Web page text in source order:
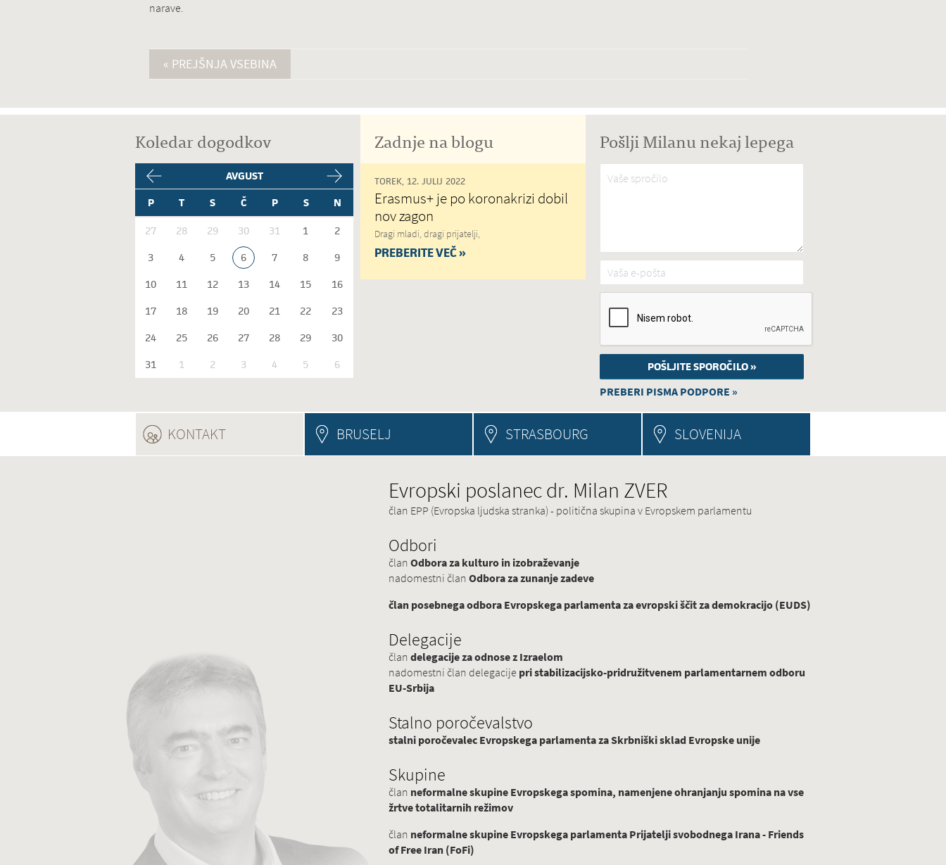
narave.
« PREJŠNJA VSEBINA
Koledar dogodkov
AVGUST
P
T S Č P S N
27 28 29 30 31 1
2
3
4 5 6 7 8
9
10
11 12 13 14 15
16
17
18 19 20 21 22
23
24
25 26 27 28 29
30
31
1 2 3 4 5 6
Zadnje na blogu
TOREK, 12. JULIJ 2022
Erasmus+ je po koronakrizi dobil
nov zagon
Dragi mladi, dragi prijatelji,
PREBERITE VEČ »
Pošlji Milanu nekaj lepega
Vaše spročilo*
Vaša e-pošta*
PREBERI PISMA PODPORE »
KONTAKT BRUSELJ STRASBOURG SLOVENIJA
Evropski poslanec dr. Milan ZVER
član EPP (Evropska ljudska stranka) - politična skupina v Evropskem parlamentu
Odbori
članOdbora za kulturo in izobraževanje
nadomestni članOdbora za zunanje zadeve
član posebnega odbora Evropskega parlamenta za evropski ščit za demokracijo (EUDS)
Delegacije
člandelegacije za odnose z Izraelom
nadomestni član delegacije pri stabilizacijsko-pridružitvenem parlamentarnem odboru
EU-Srbija
Stalno poročevalstvo
stalni poročevalec Evropskega parlamenta za Skrbniški sklad Evropske unije
Skupine
član neformalne skupine Evropskega spomina, namenjene ohranjanju spomina na vse
žrtve totalitarnih režimov
član neformalne skupine Evropskega parlamenta Prijatelji svobodnega Irana - Friends
of Free Iran (FoFi)